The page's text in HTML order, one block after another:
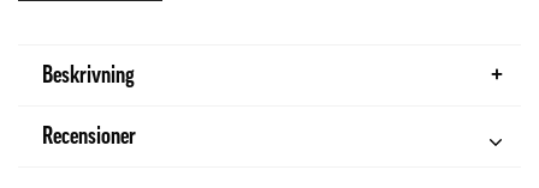
Beskrivning
Recensioner